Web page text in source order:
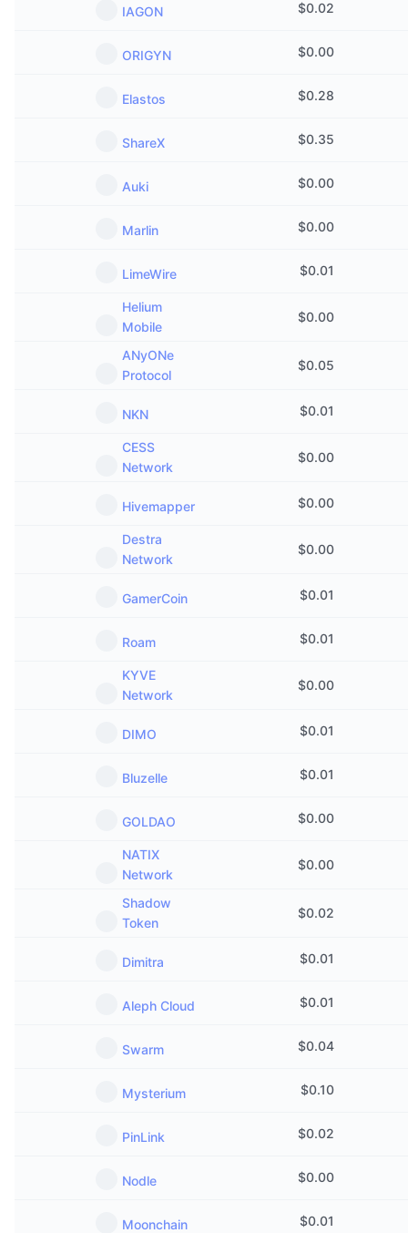
IAGON $0.02
ORIGYN $0.00
Elastos $0.28
ShareX $0.35
Auki $0.00
Marlin $0.00
LimeWire $0.01
Helium
Mobile
$0.00
ANyONe
Protocol
$0.05
NKN $0.01
CESS
Network
$0.00
Hivemapper $0.00
Destra
Network
$0.00
GamerCoin $0.01
Roam $0.01
KYVE
Network
$0.00
DIMO $0.01
Bluzelle $0.01
GOLDAO $0.00
NATIX
Network
$0.00
Shadow
Token
$0.02
Dimitra $0.01
Aleph Cloud $0.01
Swarm $0.04
Mysterium $0.10
PinLink $0.02
Nodle $0.00
Moonchain $0.01